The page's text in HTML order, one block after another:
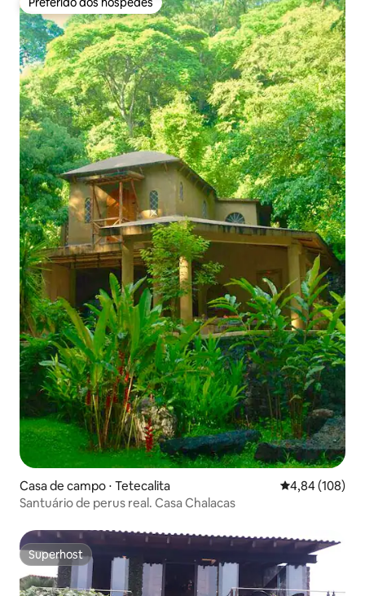
Preferido dos hóspedes
Casa de campo ⋅ Tetecalita 4,84 de uma
4,84 (108)
Santuário de perus real. Casa Chalacas
Superhost
Superhost